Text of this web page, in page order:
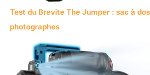
Test du Brevite The Jumper : sac à
photographes